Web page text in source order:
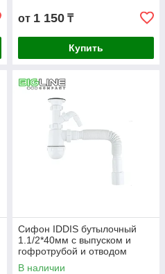
от 1 150 ₸
Купить
Сифон IDDIS бутылочный
1.1/2*40мм с выпуском и
гофротрубой и отводом
900AVG1010VD
В наличии